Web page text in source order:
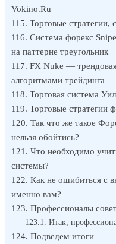
Vokino.Ru
Торговые стратегии,
Система форекс
на паттерне треугольник
FX Nuke —
алгоритмами трейдинга
Торговая система
Торговые стратегии
Так что же такое
нельзя обойтись?
Что необходимо
системы?
Как не ошибиться с
именно вам?
Профессионалы
Итак,
Подведем итоги